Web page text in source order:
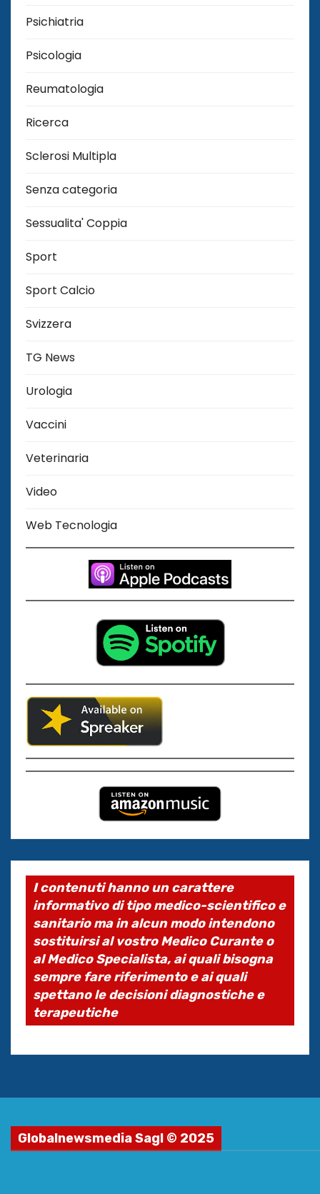
Psichiatria
Psicologia
Reumatologia
Ricerca
Sclerosi Multipla
Senza categoria
Sessualita' Coppia
Sport
Sport Calcio
Svizzera
TG News
Urologia
Vaccini
Veterinaria
Video
Web Tecnologia
I contenuti hanno un carattere
informativo di tipo medico-scientifico e
sanitario ma in alcun modo intendono
sostituirsi al vostro Medico Curante o
al Medico Specialista, ai quali bisogna
sempre fare riferimento e ai quali
spettano le decisioni diagnostiche e
terapeutiche
Globalnewsmedia Sagl © 2025